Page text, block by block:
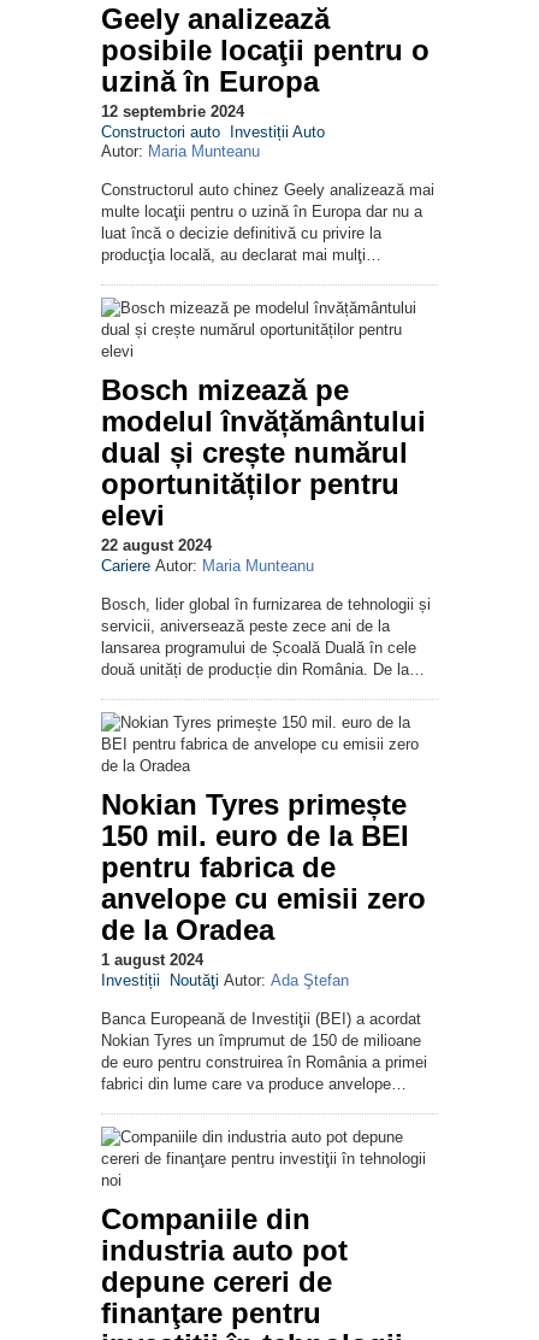
Geely analizează
posibile locaţii pentru o
uzină în Europa
12 septembrie 2024
Constructori auto
Investiții Auto
Autor: Maria Munteanu
Constructorul auto chinez Geely analizează mai
multe locaţii pentru o uzină în Europa dar nu a
luat încă o decizie definitivă cu privire la
producţia locală, au declarat mai mulţi…
Bosch mizează pe
modelul învățământului
dual și crește numărul
oportunităților pentru
elevi
22 august 2024
Cariere Autor: Maria Munteanu
Bosch, lider global în furnizarea de tehnologii și
servicii, aniversează peste zece ani de la
lansarea programului de Școală Duală în cele
două unități de producție din România. De la…
Nokian Tyres primește
150 mil. euro de la BEI
pentru fabrica de
anvelope cu emisii zero
de la Oradea
1 august 2024
Investiții
Noutăţi Autor: Ada Ştefan
Banca Europeană de Investiţii (BEI) a acordat
Nokian Tyres un împrumut de 150 de milioane
de euro pentru construirea în România a primei
fabrici din lume care va produce anvelope…
Companiile din
industria auto pot
depune cereri de
finanţare pentru